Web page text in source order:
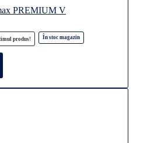
PREMIUM V
produs! În stoc magazin